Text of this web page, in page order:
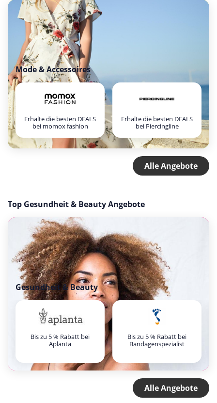
Mode & Accessoires
Erhalte die besten DEALS
bei momox fashion
Erhalte die besten DEALS
bei Piercingline
Alle Angebote
Top Gesundheit & Beauty Angebote
Gesundheit & Beauty
Bis zu 5 % Rabatt bei
Aplanta
Bis zu 5 % Rabatt bei
Bandagenspezialist
Alle Angebote